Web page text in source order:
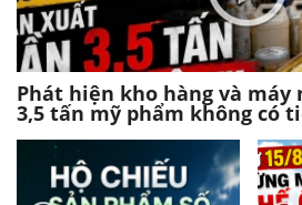
Phát hiện kho hàng và máy
3,5 tấn mỹ phẩm không có